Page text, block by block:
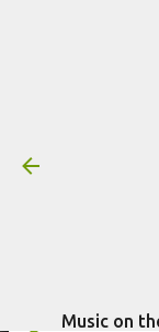
Music on
Resenha: